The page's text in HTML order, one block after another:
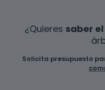
¿Quieres saber
Solicita presupuesto